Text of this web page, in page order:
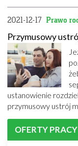
2021-12-17 Prawo
Przymusowy
ustanowienie
przymusowy ustrój
OFERTY PRACY